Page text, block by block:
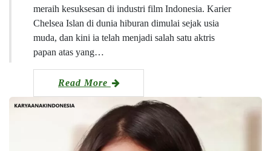
meraih kesuksesan di industri film Indonesia. Karier
Chelsea Islan di dunia hiburan dimulai sejak usia
muda, dan kini ia telah menjadi salah satu aktris
papan atas yang…
Read More